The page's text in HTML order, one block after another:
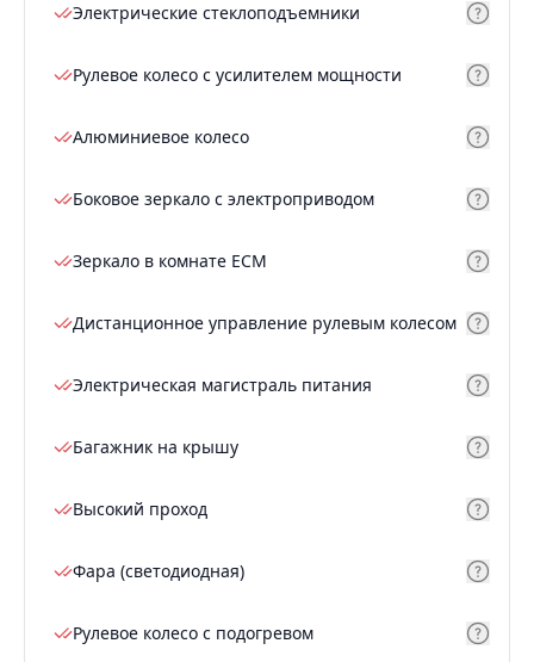
Электрические стеклоподъемники
Рулевое колесо с усилителем мощности
Алюминиевое колесо
Боковое зеркало с электроприводом
Зеркало в комнате ECM
Дистанционное управление рулевым колесом
Электрическая магистраль питания
Багажник на крышу
Высокий проход
Фара (светодиодная)
Рулевое колесо с подогревом